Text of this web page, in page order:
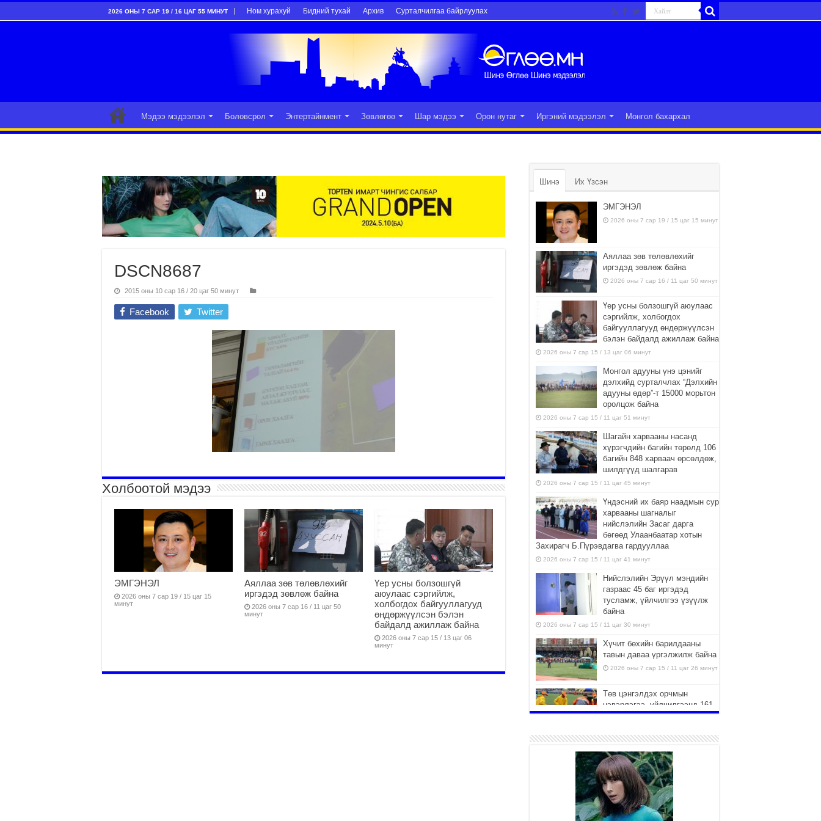
2026 ОНЫ 7 САР 19 / 16 ЦАГ 55 МИНУТ Ном хурахуй Бидний тухай Архив Сурталчилгаа байрлуулах
Мэдээ мэдээлэл Боловсрол Энтертайнмент Зөвлөгөө Шар мэдээ Орон нутаг Иргэний мэдээлэл Монгол бахархал
DSCN8687
2015 оны 10 сар 16 / 20 цаг 50 минут
Facebook Twitter
Холбоотой мэдээ
ЭМГЭНЭЛ
2026 оны 7 сар 19 / 15 цаг 15
минут
Аяллаа зөв төлөвлөхийг
иргэдэд зөвлөж байна
2026 оны 7 сар 16 / 11 цаг 50
минут
Үер усны болзошгүй
аюулаас сэргийлж,
холбогдох байгууллагууд
өндөржүүлсэн бэлэн
байдалд ажиллаж байна
2026 оны 7 сар 15 / 13 цаг 06
минут
Шинэ Их Үзсэн
ЭМГЭНЭЛ
2026 оны 7 сар 19 / 15 цаг 15 минут
Аяллаа зөв төлөвлөхийг
иргэдэд зөвлөж байна
2026 оны 7 сар 16 / 11 цаг 50 минут
Үер усны болзошгүй аюулаас
сэргийлж, холбогдох
байгууллагууд өндөржүүлсэн
бэлэн байдалд ажиллаж байна
2026 оны 7 сар 15 / 13 цаг 06 минут
Монгол адууны үнэ цэнийг
дэлхийд сурталчлах “Дэлхийн
адууны өдөр”-т 15000 морьтон
оролцож байна
2026 оны 7 сар 15 / 11 цаг 51 минут
Шагайн харвааны насанд
хүрэгчдийн багийн төрөлд 106
багийн 848 харваач өрсөлдөж,
шилдгүүд шалгарав
2026 оны 7 сар 15 / 11 цаг 45 минут
Үндэсний их баяр наадмын сур
харвааны шагналыг
нийслэлийн Засаг дарга
бөгөөд Улаанбаатар хотын
Захирагч Б.Пүрэвдагва гардууллаа
2026 оны 7 сар 15 / 11 цаг 41 минут
Нийслэлийн Эрүүл мэндийн
газраас 45 баг иргэдэд
тусламж, үйлчилгээ үзүүлж
байна
2026 оны 7 сар 15 / 11 цаг 30 минут
Хүчит бөхийн барилдааны
тавын даваа үргэлжилж байна
2026 оны 7 сар 15 / 11 цаг 26 минут
Төв цэнгэлдэх орчмын
цэвэрлэгээ, үйлчилгээнд 161
ажилтан, 27 техниктэй
2026 оны 7 сар 15 / 11 цаг 22 минут
Наадмын амралтын өдрүүдэд
нийслэлийн эрүүл мэндийн
байгууллагууд дараах
хуваарийн дагуу ажиллана
2026 оны 7 сар 15 / 11 цаг 18 минут